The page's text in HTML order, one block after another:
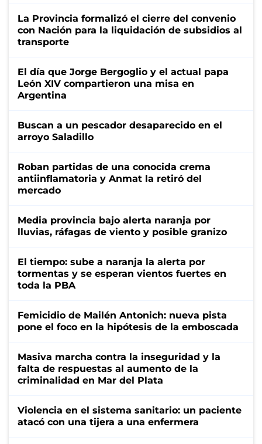
La Provincia formalizó el cierre del convenio
con Nación para la liquidación de subsidios al
transporte
El día que Jorge Bergoglio y el actual papa
León XIV compartieron una misa en
Argentina
Buscan a un pescador desaparecido en el
arroyo Saladillo
Roban partidas de una conocida crema
antiinflamatoria y Anmat la retiró del
mercado
Media provincia bajo alerta naranja por
lluvias, ráfagas de viento y posible granizo
El tiempo: sube a naranja la alerta por
tormentas y se esperan vientos fuertes en
toda la PBA
Femicidio de Mailén Antonich: nueva pista
pone el foco en la hipótesis de la emboscada
Masiva marcha contra la inseguridad y la
falta de respuestas al aumento de la
criminalidad en Mar del Plata
Violencia en el sistema sanitario: un paciente
atacó con una tijera a una enfermera